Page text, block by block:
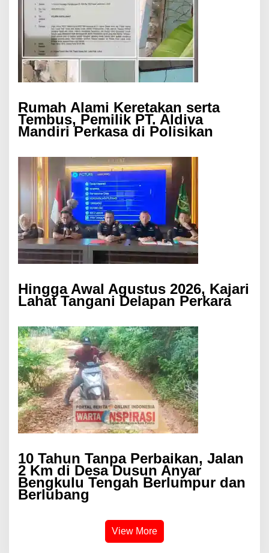
Rumah Alami Keretakan serta
Tembus, Pemilik PT. Aldiva
Mandiri Perkasa di Polisikan
Hingga Awal Agustus 2026, Kajari
Lahat Tangani Delapan Perkara
10 Tahun Tanpa Perbaikan, Jalan
2 Km di Desa Dusun Anyar
Bengkulu Tengah Berlumpur dan
Berlubang
View More